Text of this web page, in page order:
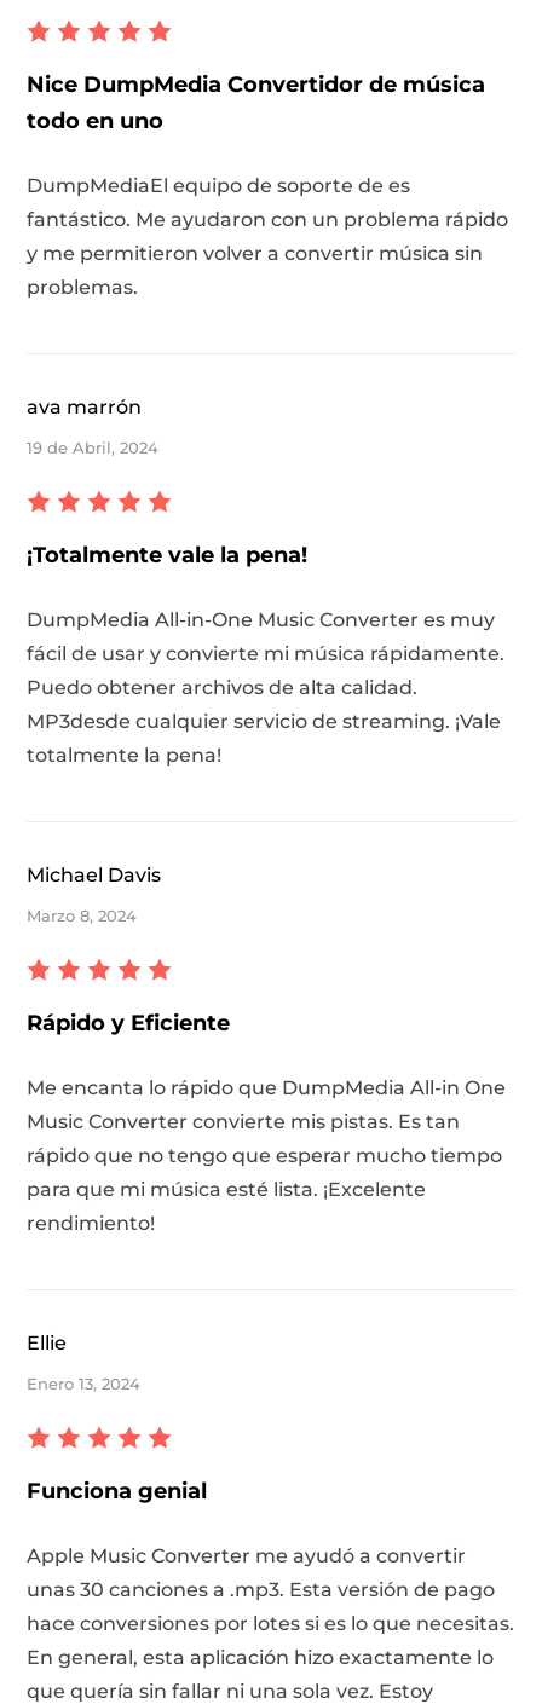
Nice DumpMedia Convertidor de música
todo en uno
DumpMediaEl equipo de soporte de es
fantástico. Me ayudaron con un problema rápido
y me permitieron volver a convertir música sin
problemas.
ava marrón
19 de Abril, 2024
¡Totalmente vale la pena!
DumpMedia All-in-One Music Converter es muy
fácil de usar y convierte mi música rápidamente.
Puedo obtener archivos de alta calidad.
MP3desde cualquier servicio de streaming. ¡Vale
totalmente la pena!
Michael Davis
Marzo 8, 2024
Rápido y Eficiente
Me encanta lo rápido que DumpMedia All-in One
Music Converter convierte mis pistas. Es tan
rápido que no tengo que esperar mucho tiempo
para que mi música esté lista. ¡Excelente
rendimiento!
Ellie
Enero 13, 2024
Funciona genial
Apple Music Converter me ayudó a convertir
unas 30 canciones a .mp3. Esta versión de pago
hace conversiones por lotes si es lo que necesitas.
En general, esta aplicación hizo exactamente lo
que quería sin fallar ni una sola vez. Estoy